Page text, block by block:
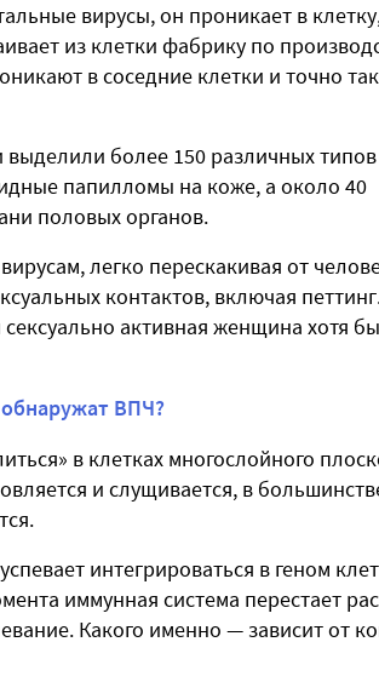
вирусы, он проникает в
из клетки фабрику по
в соседние клетки и точно
более 150 различных
папилломы на коже, а около 40
половых органов.
легко перескакивая от
контактов, включая
активная женщина хотя
ВПЧ?
в клетках многослойного
и слущивается, в
интегрироваться в геном
иммунная система перестает
Какого именно — зависит от